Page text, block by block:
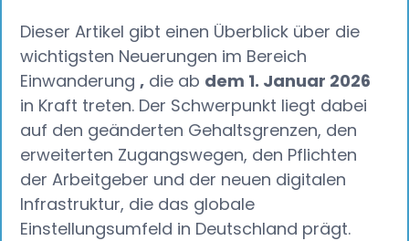
Dieser Artikel gibt einen Überblick über die
wichtigsten Neuerungen im Bereich
Einwanderung , die ab dem 1. Januar 2026
in Kraft treten. Der Schwerpunkt liegt dabei
auf den geänderten Gehaltsgrenzen, den
erweiterten Zugangswegen, den Pflichten
der Arbeitgeber und der neuen digitalen
Infrastruktur, die das globale
Einstellungsumfeld in Deutschland prägt.